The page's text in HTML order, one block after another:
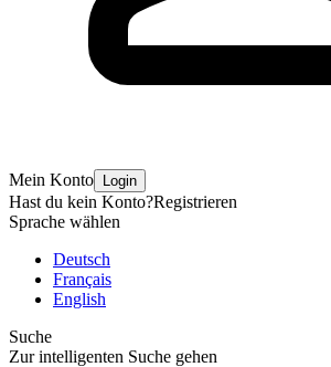
Mein Konto Login
Hast du kein Konto?Registrieren
Sprache wählen
Deutsch
Français
English
Suche
Zur intelligenten Suche gehen